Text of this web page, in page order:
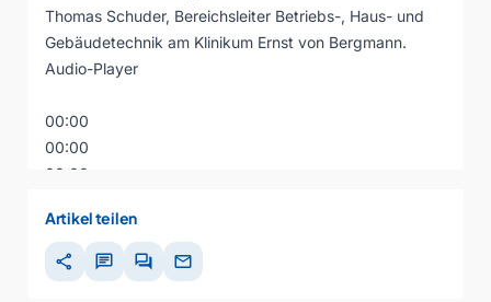
Thomas Schuder, Bereichsleiter Betriebs-, Haus- und
Gebäudetechnik am Klinikum Ernst von Bergmann.
Audio-Player
00:00
00:00
00:00
Artikel teilen
share chat forum mail